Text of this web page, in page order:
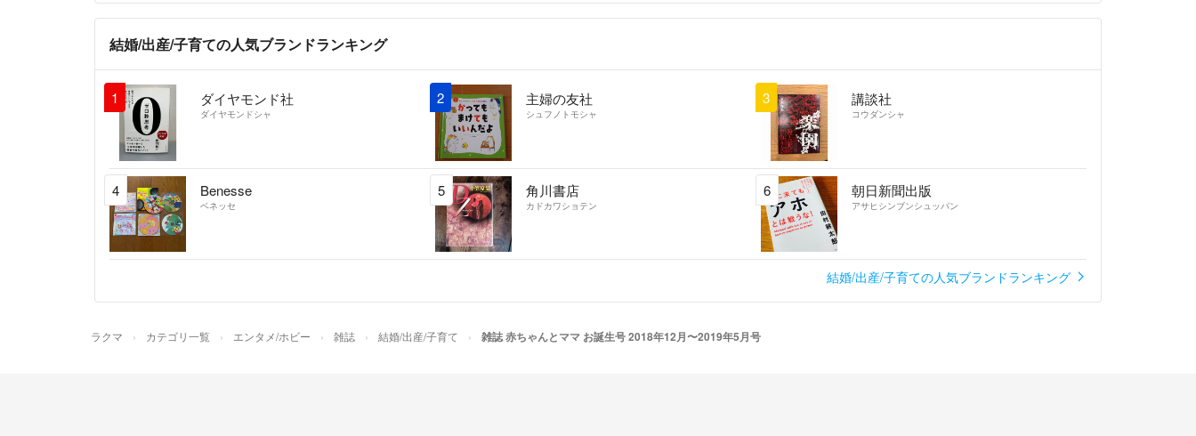
結婚/出産/子育ての人気ブランドランキング
1 ダイヤモンド社
ダイヤモンドシャ
2 主婦の友社
シュフノトモシャ
3 講談社
コウダンシャ
4 Benesse
ベネッセ
5 角川書店
カドカワショテン
6 朝日新聞出版
アサヒシンブンシュッパン
結婚/出産/子育ての人気ブランドランキング
ラクマ カテゴリ一覧 エンタメ/ホビー 雑誌 結婚/出産/子育て 雑誌 赤ちゃんとママ お誕生号 2018年12月〜2019年5月号